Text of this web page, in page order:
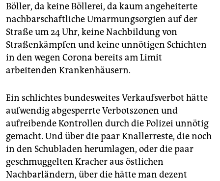
Böller, da keine Böllerei, da kaum angeheiterte
nachbarschaftliche Umarmungsorgien auf der
Straße um 24 Uhr, keine Nachbildung von
Straßenkämpfen und keine unnötigen Schichten
in den wegen Corona bereits am Limit
arbeitenden Krankenhäusern.
Ein schlichtes bundesweites Verkaufsverbot hätte
aufwendig abgesperrte Verbotszonen und
aufreibende Kontrollen durch die Polizei unnötig
gemacht. Und über die paar Knallerreste, die noch
in den Schubladen herumlagen, oder die paar
geschmuggelten Kracher aus östlichen
Nachbarländern, über die hätte man dezent